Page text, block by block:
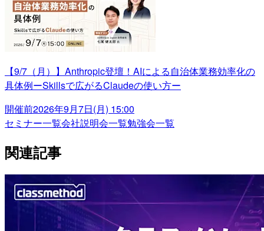
【9/7（月）】Anthropic登壇！AIによる自治体業務効率化の
具体例ーSkillsで広がるClaudeの使い方ー
開催前2026年9月7日(月) 15:00
セミナー一覧会社説明会一覧勉強会一覧
関連記事